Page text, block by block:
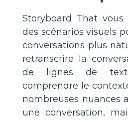
Storyboard That
des scénarios visuels
conversations plus
retranscrire la
de lignes de
comprendre le
nombreuses nuances
une conversation,